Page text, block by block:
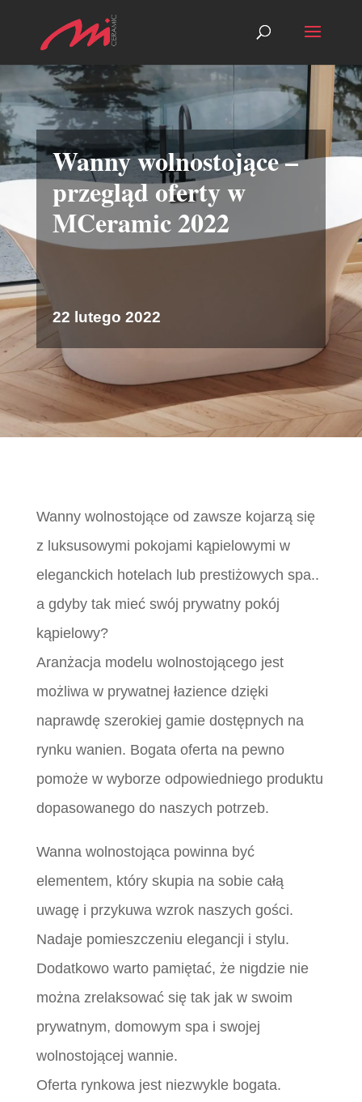
Wanny wolnostojące –
przegląd oferty w
MCeramic 2022
22 lutego 2022
Wanny wolnostojące od zawsze kojarzą się
z luksusowymi pokojami kąpielowymi w
eleganckich hotelach lub prestiżowych spa..
a gdyby tak mieć swój prywatny pokój
kąpielowy?
Aranżacja modelu wolnostojącego jest
możliwa w prywatnej łazience dzięki
naprawdę szerokiej gamie dostępnych na
rynku wanien. Bogata oferta na pewno
pomoże w wyborze odpowiedniego produktu
dopasowanego do naszych potrzeb.
Wanna wolnostojąca powinna być
elementem, który skupia na sobie całą
uwagę i przykuwa wzrok naszych gości.
Nadaje pomieszczeniu elegancji i stylu.
Dodatkowo warto pamiętać, że nigdzie nie
można zrelaksować się tak jak w swoim
prywatnym, domowym spa i swojej
wolnostojącej wannie.
Oferta rynkowa jest niezwykle bogata.